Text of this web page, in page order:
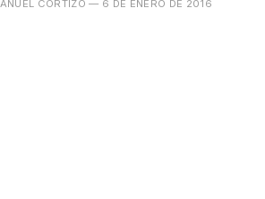
CORTIZO — 6 DE ENERO DE 2016